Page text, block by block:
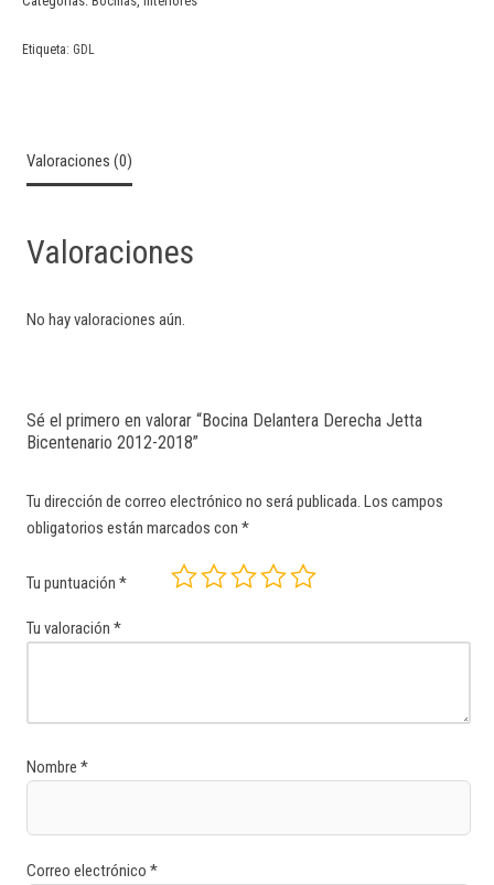
Etiqueta: GDL
Valoraciones (0)
Valoraciones
No hay valoraciones aún.
Sé el primero en valorar “Bocina Delantera Derecha Jetta
Bicentenario 2012-2018”
Tu dirección de correo electrónico no será publicada. Los campos
obligatorios están marcados con *
Tu puntuación *
Tu valoración *
Nombre *
Correo electrónico *